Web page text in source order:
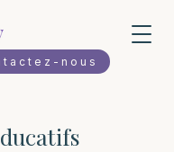
nous